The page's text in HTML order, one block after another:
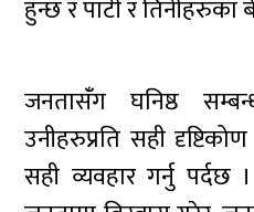
हुन्छ र पार्टी र तिनीहरुका
जनतासँंग घनिष्ठ
उनीहरुप्रति सही
सही व्यवहार गर्नु पर्दछ